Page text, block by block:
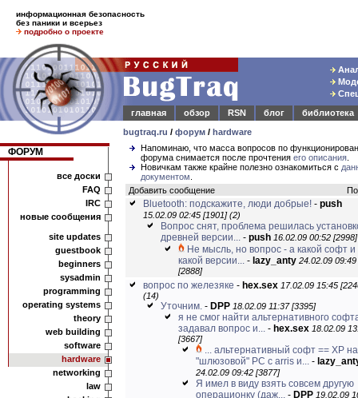
информационная безопасность
без паники и всерьез
подробно о проекте
главная
обзор RSN блог
библиотека
bugtraq.ru / форум / hardware
ФОРУМ
все доски
FAQ
IRC
новые сообщения
site updates
guestbook
beginners
sysadmin
programming
operating systems
theory
web building
software
hardware
networking
law
Напоминаю, что масса вопросов по
форума снимается после прочтения его описания
Новичкам также крайне полезно ознакомиться с
документом
Добавить сообщение
Bluetooth: подскажите, люди добрые! - push
15.02.09 02:45 [1901] (2)
Вопрос снят, проблема решилась
древней версии... - push 16.02.09 00:52 [2998]
Не мысль, но вопрос - а какой софт и
какой версии... - lazy_anty 24.02.09 09:49
[2888]
вопрос по железяке - hex.sex 17.02.09 15:45
(14)
Уточним. - DPP 18.02.09 11:37 [3395]
я не смог найти альтернативного
задавал вопрос и... - hex.sex 18.02.09
[3667]
... альтернативный софт == XP на
"шлюзовой" РС с arris и... -
24.02.09 09:42 [3877]
Я имел в виду взять совсем другую
операционку (даж... - DPP 19.02.09